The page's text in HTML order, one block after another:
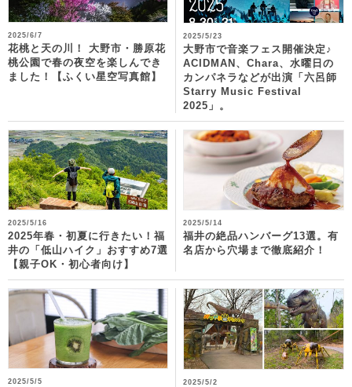
2025/6/7
花桃と天の川！ 大野市・勝原花
桃公園で春の夜空を楽しんでき
ました！【ふくい星空写真館】
2025/5/23
大野市で音楽フェス開催決定♪
ACIDMAN、Chara、水曜日の
カンパネラなどが出演「六呂師
Starry Music Festival
2025」。
2025/5/16
2025年春・初夏に行きたい！福
井の「低山ハイク」おすすめ7選
【親子OK・初心者向け】
2025/5/14
福井の絶品ハンバーグ13選。有
名店から穴場まで徹底紹介！
2025/5/5 2025/5/2